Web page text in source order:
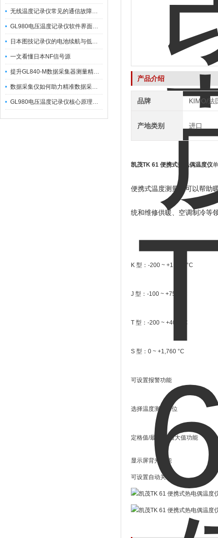
无线温度记录仪常见的通信故障诊断与排除指南
GL980电压温度记录仪软件界面功能与使用技巧
日本图技记录仪的电池续航与低功耗模式适用场景分析
一文看懂日本NF信号源
提升GL840-M数据采集器测量精度的操作秘籍
数据采集仪如何助力精准数据采集与分析？​
GL980电压温度记录仪核心原理及行业应用
产品介绍
品牌 KIMO/法
产地类别 进口
凯茂TK 61 便携式热电偶温度仪
便携式温度测量仪可以帮助
统和维修供暖、空调制冷等
K 型： -200 ~ +1,300 °C
J 型： -100 ~ +750
T 型： -200 ~ +400 C
S 型： 0 ~ +1,760 °C
可设置报警功能
选择温度测量单位
定格值/最小值 最大值功能
显示屏背光功能
可设置自动关机